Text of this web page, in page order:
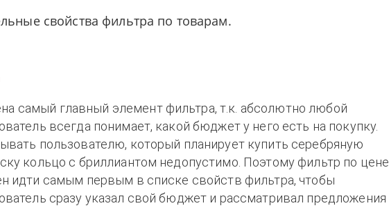
свойства фильтра по товарам.
самый главный элемент фильтра, т.к. абсолютно любой
всегда понимает, какой бюджет у него есть на покупку.
пользователю, который планирует купить серебряную
кольцо с бриллиантом недопустимо. Поэтому фильтр по цене
идти самым первым в списке свойств фильтра, чтобы
сразу указал свой бюджет и рассматривал предложения